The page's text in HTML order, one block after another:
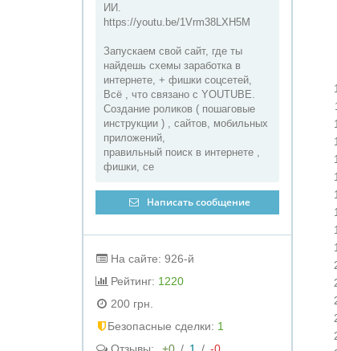
ИИ.
https://youtu.be/1Vrm38LXH5M
Запускаем свой сайт, где ты
найдешь схемы заработка в
интернете, + фишки соцсетей,
Всё , что связано с YOUTUBE.
Создание роликов ( пошаговые
инструкции ) , сайтов, мобильных
приложений,
правильный поиск в интернете ,
фишки, се
Написать сообщение
На сайте: 926-й
Рейтинг: 1220
200 грн.
Бeзопасные сделки: 1